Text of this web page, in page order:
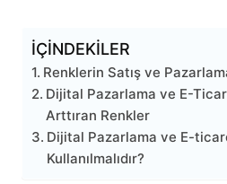
İÇİNDEKİLER
Renklerin Satış ve
Dijital Pazarlama ve E-
Arttıran Renkler
Dijital Pazarlama ve E-
Kullanılmalıdır?